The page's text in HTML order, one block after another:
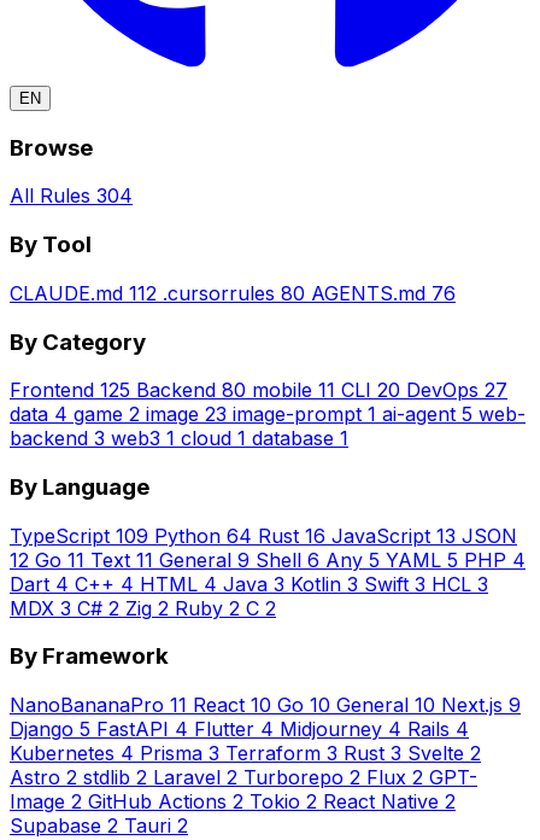
EN
Browse
All Rules 304
By Tool
CLAUDE.md 112 .cursorrules 80 AGENTS.md 76
By Category
Frontend 125 Backend 80 mobile 11 CLI 20 DevOps 27
data 4 game 2 image 23 image-prompt 1 ai-agent 5 web-
backend 3 web3 1 cloud 1 database 1
By Language
TypeScript 109 Python 64 Rust 16 JavaScript 13 JSON
12 Go 11 Text 11 General 9 Shell 6 Any 5 YAML 5 PHP 4
Dart 4 C++ 4 HTML 4 Java 3 Kotlin 3 Swift 3 HCL 3
MDX 3 C# 2 Zig 2 Ruby 2 C 2
By Framework
NanoBananaPro 11 React 10 Go 10 General 10 Next.js 9
Django 5 FastAPI 4 Flutter 4 Midjourney 4 Rails 4
Kubernetes 4 Prisma 3 Terraform 3 Rust 3 Svelte 2
Astro 2 stdlib 2 Laravel 2 Turborepo 2 Flux 2 GPT-
Image 2 GitHub Actions 2 Tokio 2 React Native 2
Supabase 2 Tauri 2